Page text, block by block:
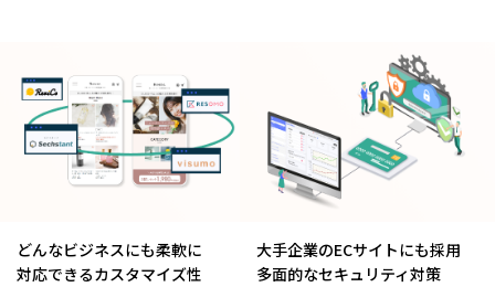
どんなビジネスにも柔軟に
対応できるカスタマイズ性
大手企業のECサイトにも採用
多面的なセキュリティ対策